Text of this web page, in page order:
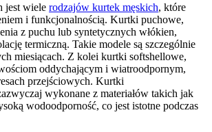
jest wiele rodzajów kurtek męskich, które
i funkcjonalnością. Kurtki puchowe,
z puchu lub syntetycznych włókien,
termiczną. Takie modele są szczególnie
miesiącach. Z kolei kurtki softshellowe,
oddychającym i wiatroodpornym,
przejściowych. Kurtki
wykonane z materiałów takich jak
wodoodporność, co jest istotne podczas